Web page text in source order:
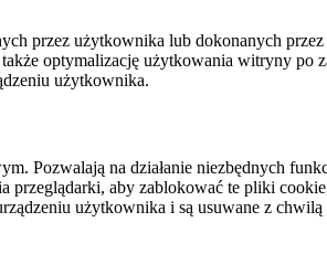
przez użytkownika lub dokonanych
optymalizację użytkowania witryny po
użytkownika.
Pozwalają na działanie niezbędnych
aby zablokować te pliki
użytkownika i są usuwane z